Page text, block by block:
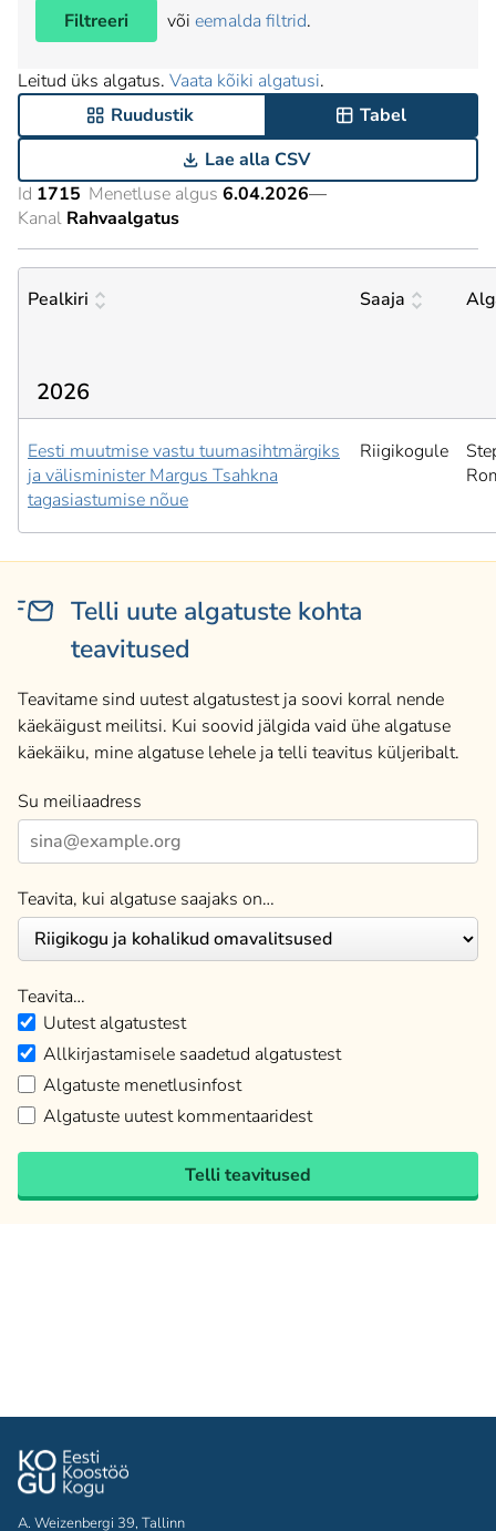
Filtreeri
või eemalda filtrid.
Leitud üks algatus. Vaata kõiki algatusi.
Ruudustik
Tabel
Lae alla CSV
Id 1715 Menetluse algus 6.04.2026—
Kanal Rahvaalgatus
Pealkiri Saaja
2026
Eesti muutmise vastu tuumasihtmärgiks
ja välisminister Margus Tsahkna
tagasiastumise nõue
Riigikogule
Telli uute algatuste kohta
teavitused
Teavitame sind uutest algatustest ja soovi korral nende
käekäigust meilitsi. Kui soovid jälgida vaid ühe algatuse
käekäiku, mine algatuse lehele ja telli teavitus küljeribalt.
Su meiliaadress
Teavita, kui algatuse saajaks on…
Teavita…
Uutest algatustest
Allkirjastamisele saadetud algatustest
Algatuste menetlusinfost
Algatuste uutest kommentaaridest
Telli teavitused
A. Weizenbergi 39, Tallinn